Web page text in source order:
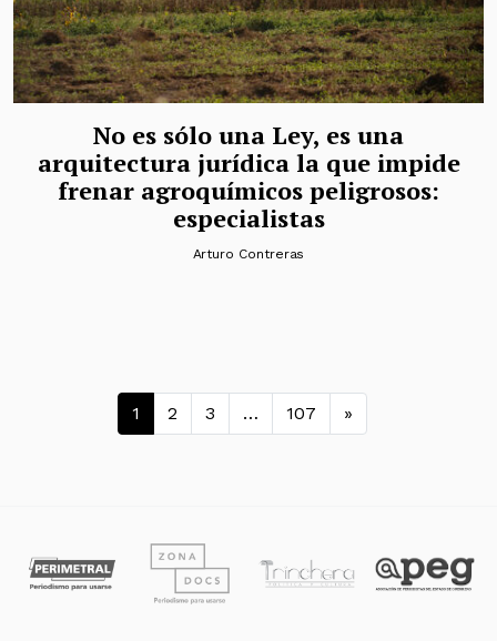
No es sólo una Ley, es una
arquitectura jurídica la que impide
frenar agroquímicos peligrosos:
especialistas
Arturo Contreras
Navegación de entradas
1 2 3 … 107 »